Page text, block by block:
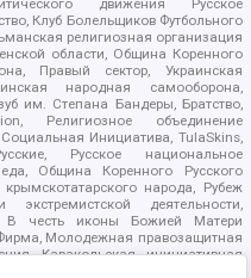
движения Русское
Клуб Болельщиков Футбольного
религиозная организация
области, Община Коренного
Правый сектор, Украинская
народная самооборона,
им. Степана Бандеры, Братство,
Религиозное объединение
Инициатива, TulaSkins,
Русское национальное
Община Коренного Русского
народа, Рубеж
деятельности,
В честь иконы Божией Матери
Молодежная правозащитная
Каракольская инициативная